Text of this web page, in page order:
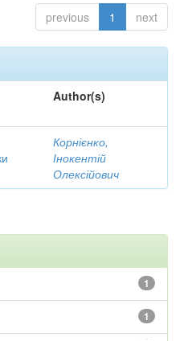
previous 1 next
Author(s)
Корнієнко,
Інокентій
Олексійович
1
1